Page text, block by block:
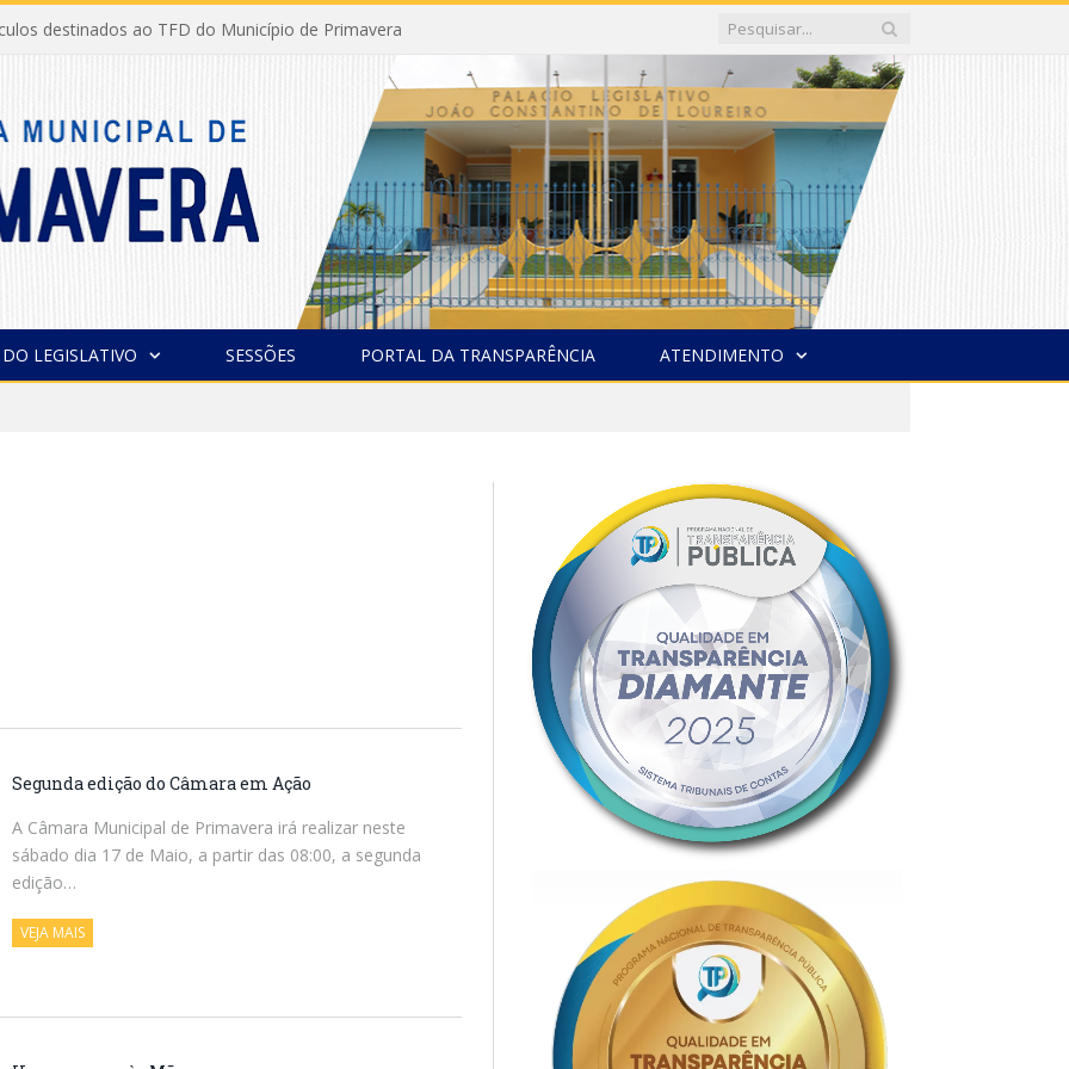
destinados ao TFD do Município de Primavera
LEGISLATIVO SESSÕES PORTAL DA TRANSPARÊNCIA ATENDIMENTO
Segunda edição do Câmara em Ação
A Câmara Municipal de Primavera irá realizar neste
sábado dia 17 de Maio, a partir das 08:00, a segunda
edição…
VEJA MAIS